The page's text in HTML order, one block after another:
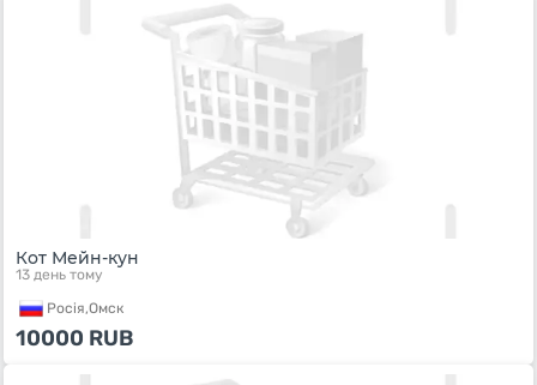
Кот Мейн-кун
13 день тому
Росiя,Омск
10000 RUB